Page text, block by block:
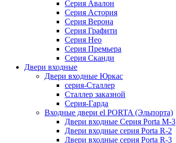
Серия Авалон
Серия Астория
Серия Верона
Серия Графити
Серия Нео
Серия Премьера
Серия Сканди
Двери входные
Двери входные Юркас
серия-Сталлер
Сталлер заказной
Серия-Гарда
Входные двери el PORTA (Эльпорта)
Двери входные Серия Porta M-3
Двери входные серия Porta R-2
Двери входные серия Porta R-3